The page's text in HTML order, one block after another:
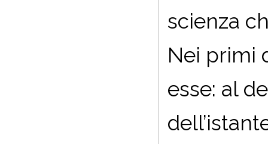
scienza
Nei primi
esse: al